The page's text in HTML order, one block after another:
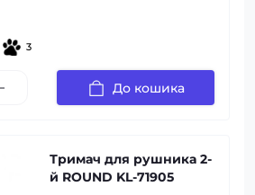
3
До кошика
Тримач для рушника 2-
й ROUND KL-71905